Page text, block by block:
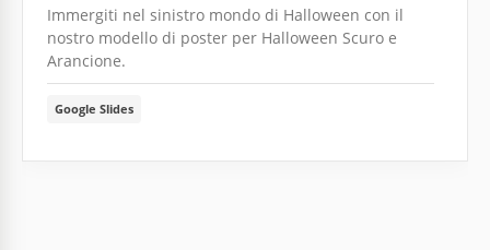
Immergiti nel sinistro mondo di Halloween con il
nostro modello di poster per Halloween Scuro e
Arancione.
Google Slides